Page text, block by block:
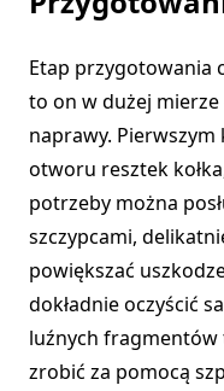
Etap przygotowania
to on w dużej mierze
naprawy.
otworu resztek
potrzeby można
szczypcami,
powiększać
dokładnie oczyścić
luźnych fragmentów
zrobić za pomocą